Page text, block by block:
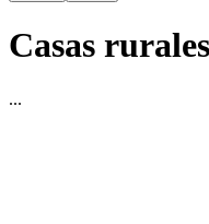
Casas
...